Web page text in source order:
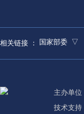
相关链接 ： 国家部委 ▽
主办单
技术支持